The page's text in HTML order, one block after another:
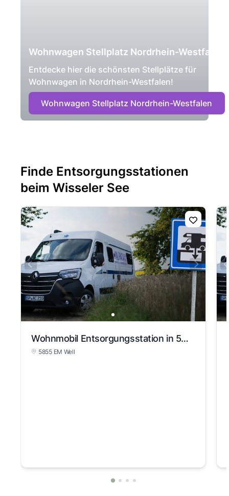
Wohnwagen Stellplatz Nordrhein-Westfalen
Entdecke hier die schönsten Stellplätze für
Wohnwagen in Nordrhein-Westfalen!
Wohnwagen Stellplatz Nordrhein-Westfalen
Finde Entsorgungsstationen
beim Wisseler See
Wohnmobil Entsorgungsstation in 5855 EM Well
5855 EM Well